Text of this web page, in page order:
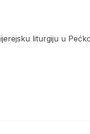
liturgiju u